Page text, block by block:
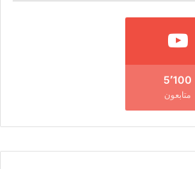
5٬100
متابعون